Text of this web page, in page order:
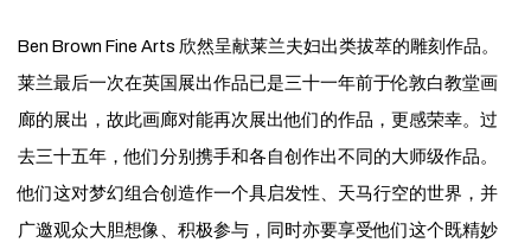
Ben Brown Fine Arts 欣然呈献莱兰夫妇出类拔萃的雕刻作品。
莱兰最后一次在英国展出作品已是三十一年前于伦敦白教堂画
廊的展出，故此画廊对能再次展出他们的作品，更感荣幸。过
去三十五年，他们分别携手和各自创作出不同的大师级作品。
他们这对梦幻组合创造作一个具启发性、天马行空的世界，并
广邀观众大胆想像、积极参与，同时亦要享受他们这个既精妙